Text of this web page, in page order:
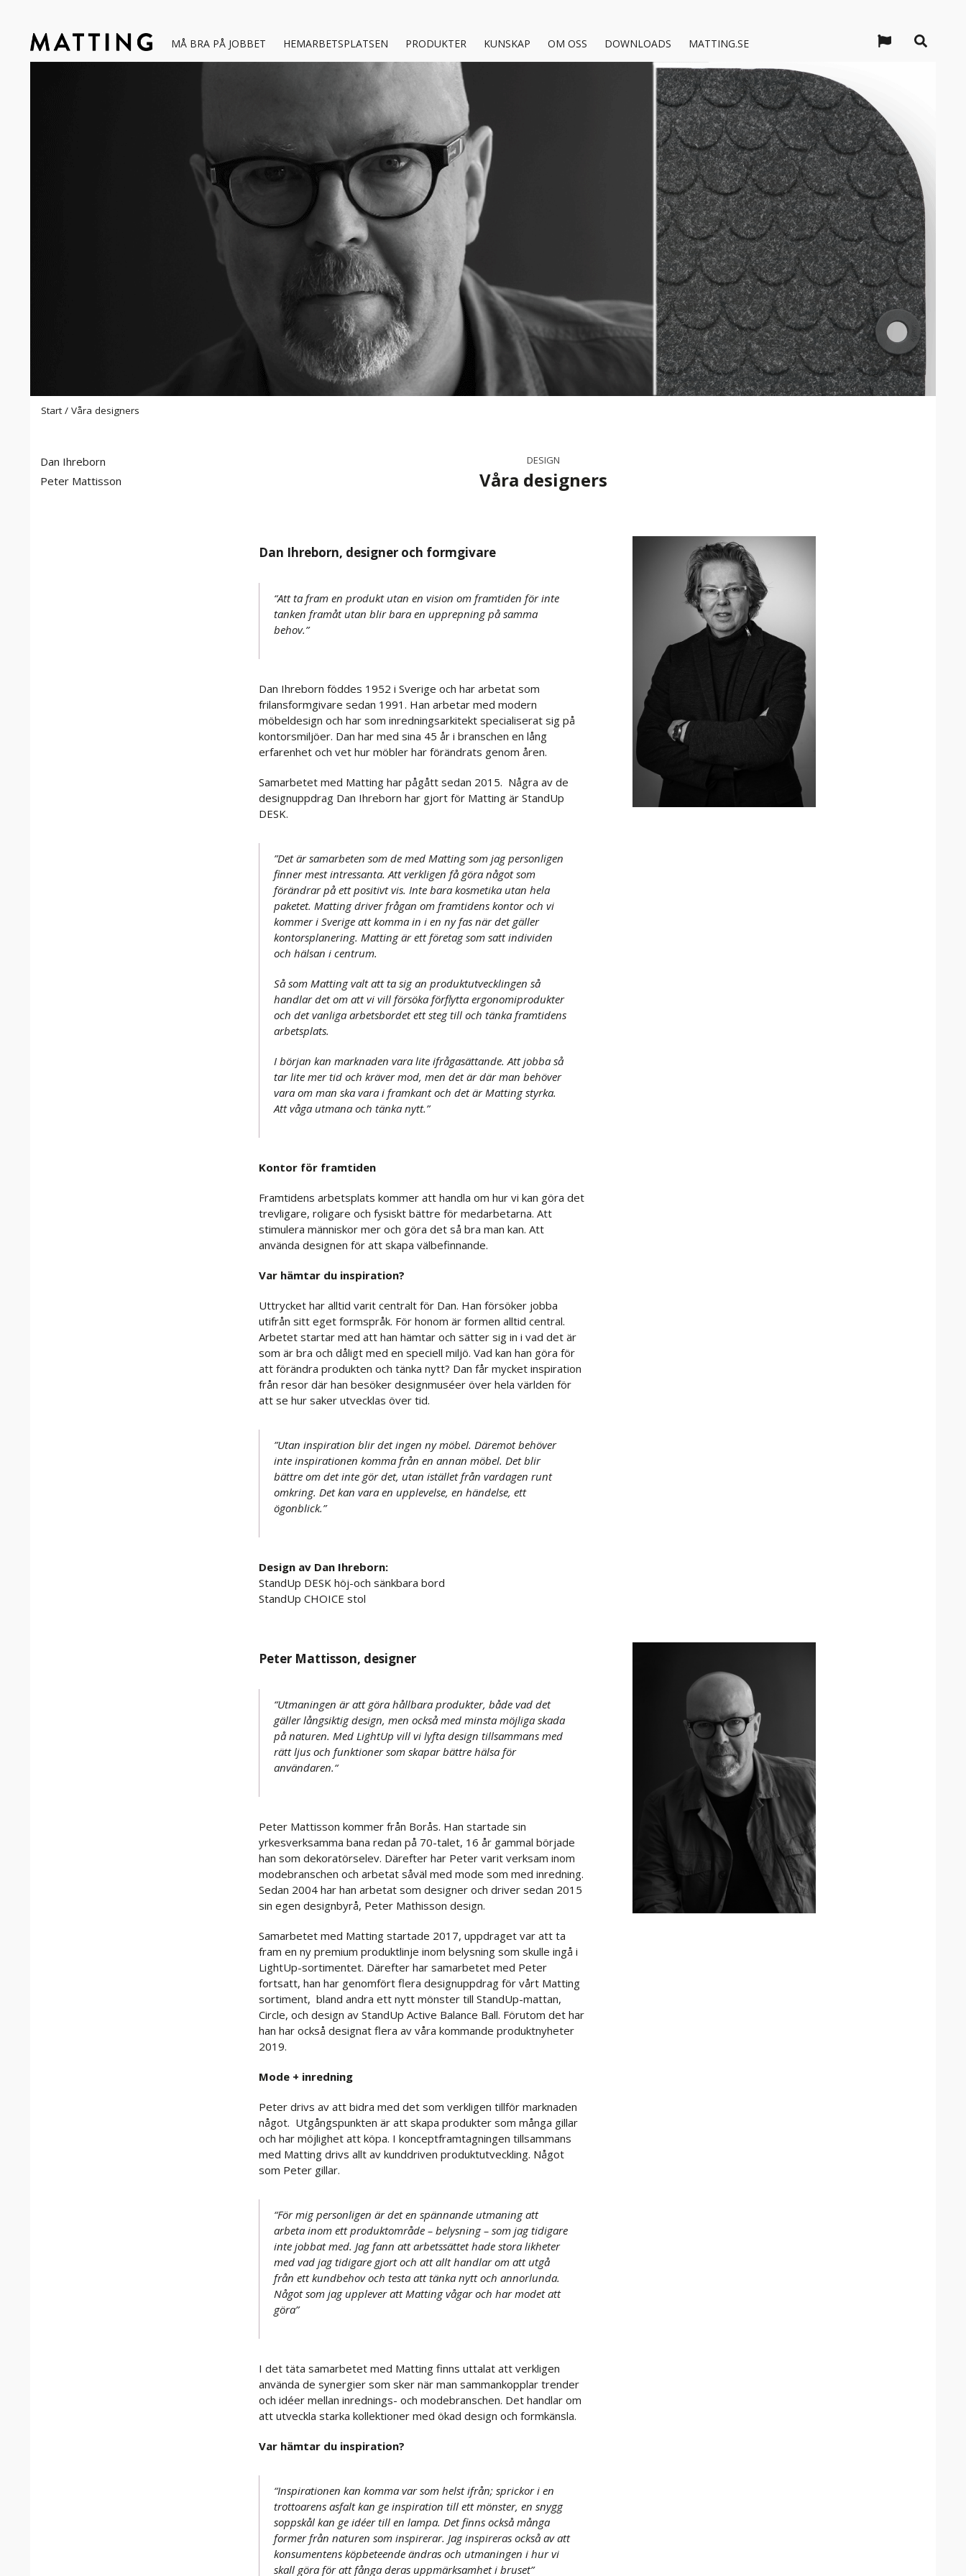
MÅ BRA PÅ JOBBET HEMARBETSPLATSEN PRODUKTER KUNSKAP OM OSS DOWNLOADS MATTING.SE
Start/ Våra designers
Dan Ihreborn
Peter Mattisson
DESIGN
Våra designers
Dan Ihreborn, designer och formgivare
“Att ta fram en produkt utan en vision om framtiden för inte
tanken framåt utan blir bara en upprepning på samma
behov.”
Dan Ihreborn föddes 1952 i Sverige och har arbetat som
frilansformgivare sedan 1991. Han arbetar med modern
möbeldesign och har som inredningsarkitekt specialiserat sig på
kontorsmiljöer. Dan har med sina 45 år i branschen en lång
erfarenhet och vet hur möbler har förändrats genom åren.
Samarbetet med Matting har pågått sedan 2015. Några av de
designuppdrag Dan Ihreborn har gjort för Matting är StandUp
DESK.
”Det är samarbeten som de med Matting som jag personligen
finner mest intressanta. Att verkligen få göra något som
förändrar på ett positivt vis. Inte bara kosmetika utan hela
paketet. Matting driver frågan om framtidens kontor och vi
kommer i Sverige att komma in i en ny fas när det gäller
kontorsplanering. Matting är ett företag som satt individen
och hälsan i centrum.
Så som Matting valt att ta sig an produktutvecklingen så
handlar det om att vi vill försöka förflytta ergonomiprodukter
och det vanliga arbetsbordet ett steg till och tänka framtidens
arbetsplats.
I början kan marknaden vara lite ifrågasättande. Att jobba så
tar lite mer tid och kräver mod, men det är där man behöver
vara om man ska vara i framkant och det är Matting styrka.
Att våga utmana och tänka nytt.”
Kontor för framtiden
Framtidens arbetsplats kommer att handla om hur vi kan göra det
trevligare, roligare och fysiskt bättre för medarbetarna. Att
stimulera människor mer och göra det så bra man kan. Att
använda designen för att skapa välbefinnande.
Var hämtar du inspiration?
Uttrycket har alltid varit centralt för Dan. Han försöker jobba
utifrån sitt eget formspråk. För honom är formen alltid central.
Arbetet startar med att han hämtar och sätter sig in i vad det är
som är bra och dåligt med en speciell miljö. Vad kan han göra för
att förändra produkten och tänka nytt? Dan får mycket inspiration
från resor där han besöker designmuséer över hela världen för
att se hur saker utvecklas över tid.
”Utan inspiration blir det ingen ny möbel. Däremot behöver
inte inspirationen komma från en annan möbel. Det blir
bättre om det inte gör det, utan istället från vardagen runt
omkring. Det kan vara en upplevelse, en händelse, ett
ögonblick.”
Design av Dan Ihreborn:
StandUp DESK höj-och sänkbara bord
StandUp CHOICE stol
Peter Mattisson, designer
“Utmaningen är att göra hållbara produkter, både vaddet
gällerlångsiktig design, men också med minsta möjliga skada
på naturen. Med LightUp vill vi lyfta design tillsammans med
rätt ljus och funktioner som skapar bättre hälsa för
användaren.“
Peter Mattisson kommer från Borås. Han startade sin
yrkesverksamma bana redan på 70-talet, 16 år gammal började
han som dekoratörselev. Därefter har Peter varit verksam inom
modebranschen och arbetat såväl med mode som med inredning.
Sedan 2004 har han arbetat som designer och driver sedan 2015
sin egen designbyrå, Peter Mathisson design.
Samarbetet med Matting startade 2017, uppdraget var att ta
fram en ny premium produktlinje inom belysning som skulle ingå i
LightUp-sortimentet. Därefter har samarbetet med Peter
fortsatt, han har genomfört flera designuppdrag för vårt Matting
sortiment, bland andra ett nytt mönster till StandUp-mattan,
Circle, och design av StandUp Active Balance Ball. Förutom det har
han har också designat flera av våra kommande produktnyheter
2019.
Mode + inredning
Peter drivs av att bidra med det som verkligen tillför marknaden
något. Utgångspunkten är att skapa produkter som många gillar
och har möjlighet att köpa. I konceptframtagningen tillsammans
med Matting drivs allt av kunddriven produktutveckling. Något
som Peter gillar.
“För mig personligen är det en spännande utmaning att
arbeta inom ett produktområde – belysning – som jag tidigare
inte jobbat med. Jag fann att arbetssättet hade stora likheter
med vad jag tidigare gjort och att allt handlar om att utgå
från ett kundbehov och testa att tänka nytt och annorlunda.
Något som jag upplever att Matting vågar och har modet att
göra”
I det täta samarbetet med Matting finns uttalat att verkligen
använda de synergier som sker när man sammankopplar trender
och idéer mellan inrednings- och modebranschen. Det handlar om
att utveckla starka kollektioner med ökad design och formkänsla.
Var hämtar du inspiration?
“Inspirationen kan komma var som helst ifrån; sprickor i en
trottoarens asfalt kan ge inspiration till ett mönster, en snygg
soppskål kan ge idéer till en lampa. Det finns också många
former från naturen som inspirerar. Jag inspireras också av att
konsumentens köpbeteende ändras och utmaningen i hur vi
skall göra för att fånga deras uppmärksamhet i bruset”